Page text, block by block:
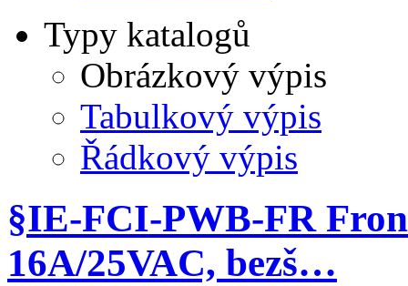
Typy katalogů
Obrázkový výpis
Tabulkový výpis
Řádkový výpis
§IE-FCI-PWB-FR
16A/25VAC, bezš…